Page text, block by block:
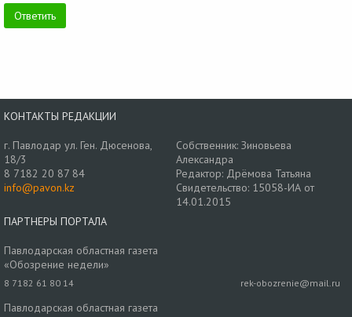
КОНТАКТЫ РЕДАКЦИИ
г. Павлодар ул. Ген. Дюсенова,
18/3
8 7182 20 87 84
info@pavon.kz
Собственник: Зиновьева
Александра
Редактор: Дрёмова Татьяна
Свидетельство: 15058-ИА от
14.01.2015
ПАРТНЕРЫ ПОРТАЛА
Павлодарская областная газета
«Обозрение недели»
8 7182 61 80 14 rek-obozrenie@mail.ru
Павлодарская областная газета